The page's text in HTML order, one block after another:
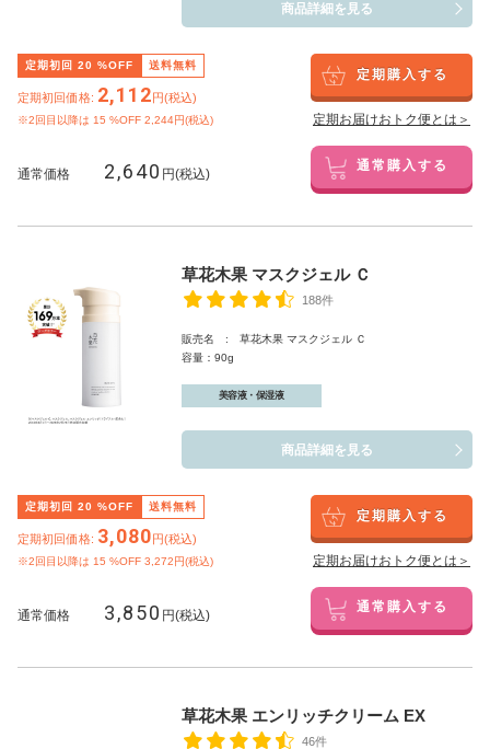
商品詳細を見る
定期初回 20 %OFF 送料無料
定期初回価格: 2,112円(税込)
※2回目以降は 15 %OFF 2,244円(税込)
定期購入する
定期お届けおトク便とは＞
通常価格 2,640 円(税込) 通常購入する
草花木果 マスクジェル Ｃ
188件
販売名 : 草花木果 マスクジェル Ｃ
容量：90g
美容液・保湿液
商品詳細を見る
定期初回 20 %OFF 送料無料
定期初回価格: 3,080円(税込)
※2回目以降は 15 %OFF 3,272円(税込)
定期購入する
定期お届けおトク便とは＞
通常価格 3,850 円(税込) 通常購入する
草花木果 エンリッチクリーム EX
46件